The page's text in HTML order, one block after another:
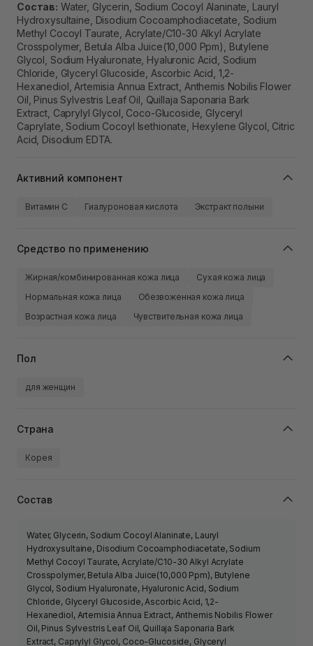
Состав: Water, Glycerin, Sodium Cocoyl Alaninate, Lauryl
Hydroxysultaine, Disodium Cocoamphodiacetate, Sodium
Methyl Cocoyl Taurate, Acrylate/​C10-30 Alkyl Acrylate
Crosspolymer, Betula Alba Juice(10,000 Ppm), Butylene
Glycol, Sodium Hyaluronate, Hyaluronic Acid, Sodium
Chloride, Glyceryl Glucoside, Ascorbic Acid, 1,2-
Hexanediol, Artemisia Annua Extract, Anthemis Nobilis Flower
Oil, Pinus Sylvestris Leaf Oil, Quillaja Saponaria Bark
Extract, Caprylyl Glycol, Coco-Glucoside, Glyceryl
Caprylate, Sodium Cocoyl Isethionate, Hexylene Glycol, Citric
Acid, Disodium EDTA.
Активний компонент
Витамин C Гиалуроновая кислота Экстракт полыни
Средство по применению
Жирная/комбинированная кожа лица
Сухая кожа лица
Нормальная кожа лица
Обезвоженная кожа лица
Возрастная кожа лица
Чувствительная кожа лица
Пол
для женщин
Страна
Корея
Состав
Water, Glycerin, Sodium Cocoyl Alaninate, Lauryl
Hydroxysultaine, Disodium Cocoamphodiacetate, Sodium
Methyl Cocoyl Taurate, Acrylate/​C10-30 Alkyl Acrylate
Crosspolymer, Betula Alba Juice(10,000 Ppm), Butylene
Glycol, Sodium Hyaluronate, Hyaluronic Acid, Sodium
Chloride, Glyceryl Glucoside, Ascorbic Acid, 1,2-
Hexanediol, Artemisia Annua Extract, Anthemis Nobilis Flower
Oil, Pinus Sylvestris Leaf Oil, Quillaja Saponaria Bark
Extract, Caprylyl Glycol, Coco-Glucoside, Glyceryl